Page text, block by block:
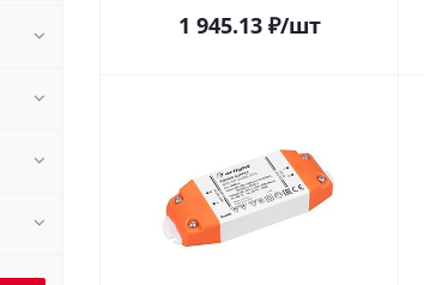
1 945.13 ₽/шт